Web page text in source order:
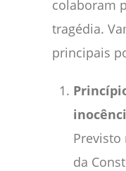
colaboram
tragédia.
principais
Previsto
da